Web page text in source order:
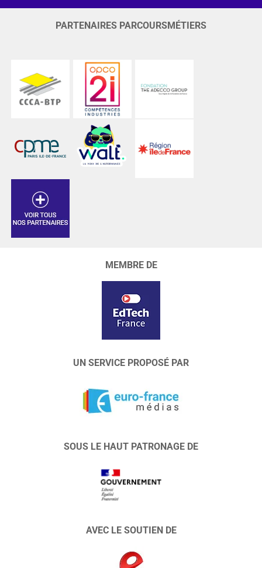
PARTENAIRES PARCOURSMÉTIERS
MEMBRE DE
UN SERVICE PROPOSÉ PAR
SOUS LE HAUT PATRONAGE DE
AVEC LE SOUTIEN DE